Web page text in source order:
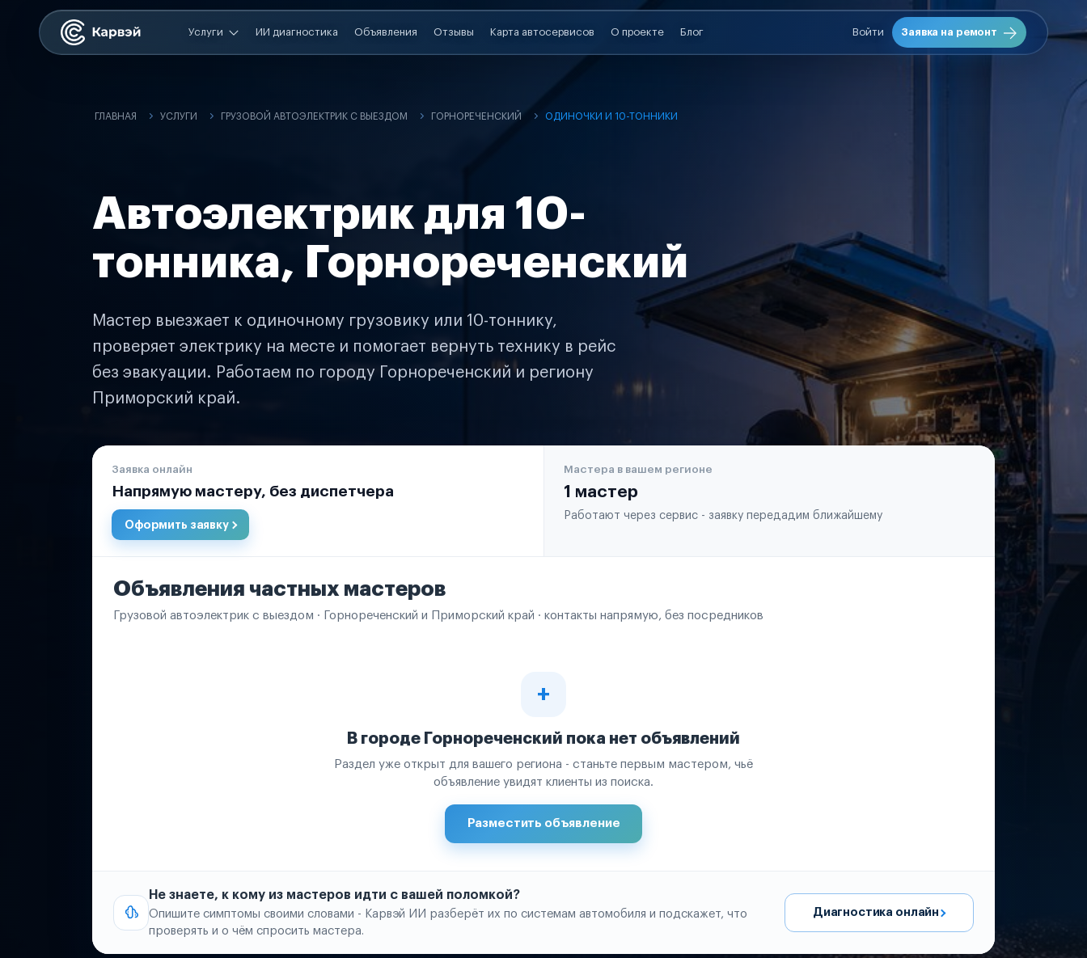
Услуги ИИ диагностика Объявления Отзывы Карта автосервисов О проекте Блог Войти Заявка на ремонт
ГЛАВНАЯ УСЛУГИ ГРУЗОВОЙ АВТОЭЛЕКТРИК С ВЫЕЗДОМ ГОРНОРЕЧЕНСКИЙ ОДИНОЧКИ И 10-ТОННИКИ
Автоэлектрик для 10-
тонника, Горнореченский
Мастер выезжает к одиночному грузовику или 10-тоннику,
проверяет электрику на месте и помогает вернуть технику в рейс
без эвакуации. Работаем по городу Горнореченский и региону
Приморский край.
Заявка онлайн
Напрямую мастеру, без диспетчера
Оформить заявку
Мастера в вашем регионе
1 мастер
Работают через сервис - заявку передадим ближайшему
Объявления частных мастеров
Грузовой автоэлектрик с выездом · Горнореченский и Приморский край · контакты напрямую, без посредников
В городе Горнореченский пока нет объявлений
Раздел уже открыт для вашего региона - станьте первым мастером, чьё
объявление увидят клиенты из поиска.
Разместить объявление
Не знаете, к кому из мастеров идти с вашей поломкой?
Опишите симптомы своими словами - Карвэй ИИ разберёт их по системам автомобиля и подскажет, что
проверять и о чём спросить мастера.
Диагностика онлайн